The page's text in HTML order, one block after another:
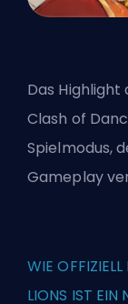
Das
Clash of
Spielmodus,
Gameplay
WIE
LIONS IST EIN